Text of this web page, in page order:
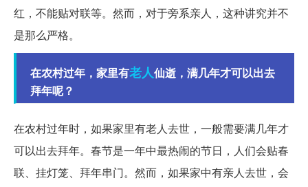
红，不能贴对联等。然而，对于旁系亲人，这种讲究并不
是那么严格。
在农村过年，家里有老人仙逝，满几年才可以出去
拜年呢？
在农村过年时，如果家里有老人去世，一般需要满几年才
可以出去拜年。春节是一年中最热闹的节日，人们会贴春
联、挂灯笼、拜年串门。然而，如果家中有亲人去世，会